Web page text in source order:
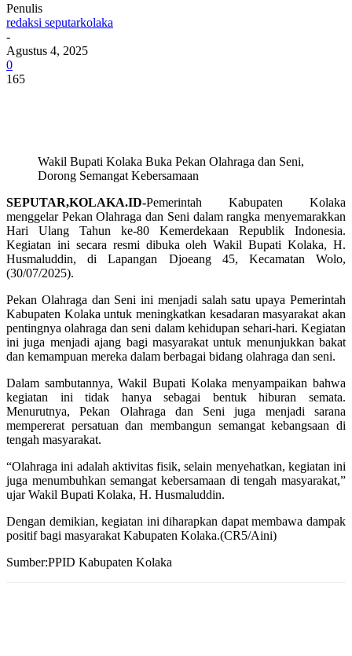
Penulis
redaksi seputarkolaka
-
Agustus 4, 2025
0
165
Wakil Bupati Kolaka Buka Pekan Olahraga dan Seni,
Dorong Semangat Kebersamaan
SEPUTAR,KOLAKA.ID-Pemerintah Kabupaten Kolaka
menggelar Pekan Olahraga dan Seni dalam rangka menyemarakkan
Hari Ulang Tahun ke-80 Kemerdekaan Republik Indonesia.
Kegiatan ini secara resmi dibuka oleh Wakil Bupati Kolaka, H.
Husmaluddin, di Lapangan Djoeang 45, Kecamatan Wolo,
(30/07/2025).
Pekan Olahraga dan Seni ini menjadi salah satu upaya Pemerintah
Kabupaten Kolaka untuk meningkatkan kesadaran masyarakat akan
pentingnya olahraga dan seni dalam kehidupan sehari-hari. Kegiatan
ini juga menjadi ajang bagi masyarakat untuk menunjukkan bakat
dan kemampuan mereka dalam berbagai bidang olahraga dan seni.
Dalam sambutannya, Wakil Bupati Kolaka menyampaikan bahwa
kegiatan ini tidak hanya sebagai bentuk hiburan semata.
Menurutnya, Pekan Olahraga dan Seni juga menjadi sarana
mempererat persatuan dan membangun semangat kebangsaan di
tengah masyarakat.
“Olahraga ini adalah aktivitas fisik, selain menyehatkan, kegiatan ini
juga menumbuhkan semangat kebersamaan di tengah masyarakat,”
ujar Wakil Bupati Kolaka, H. Husmaluddin.
Dengan demikian, kegiatan ini diharapkan dapat membawa dampak
positif bagi masyarakat Kabupaten Kolaka.(CR5/Aini)
Sumber:PPID Kabupaten Kolaka